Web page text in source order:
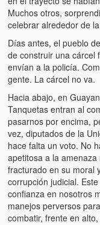
1992
¡¡¡Miserable
your country!!!)
Fotos
Cuentos
Videos
Chistes
Muchos otros,
celebrar alrededor de
Días antes, el pueblo
de construir una cárcel
envían a la policía.
gente. La cárcel no va.
Hacia abajo, en
Tanquetas entran al
pasarnos por encima,
vez, diputados de la
hace falta un voto. No
apetitosa a la
fracturado en su moral
corrupción judicial.
confianza en nosotros
manejos perversos
combatir, frente en